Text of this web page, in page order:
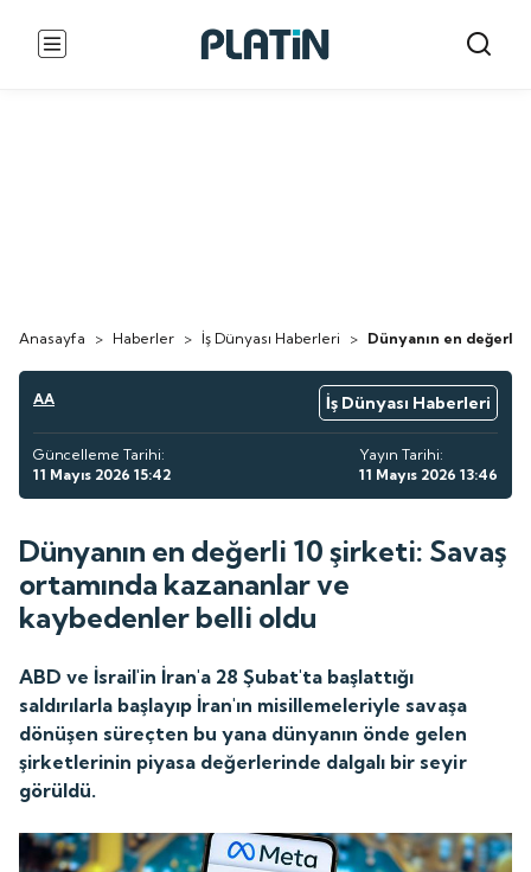
Anasayfa > Haberler > İş Dünyası Haberleri > Dünyanın en değerli
AA İş Dünyası Haberleri
Güncelleme Tarihi:
11 Mayıs 2026 15:42
Yayın Tarihi:
11 Mayıs 2026 13:46
Dünyanın en değerli 10 şirketi: Savaş
ortamında kazananlar ve
kaybedenler belli oldu
ABD ve İsrail'in İran'a 28 Şubat'ta başlattığı
saldırılarla başlayıp İran'ın misillemeleriyle savaşa
dönüşen süreçten bu yana dünyanın önde gelen
şirketlerinin piyasa değerlerinde dalgalı bir seyir
görüldü.